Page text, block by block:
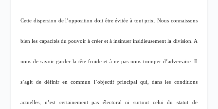
Cette dispersion de l’opposition doit être évitée à tout prix. Nous connaissons
bien les capacités du pouvoir à créer et à insinuer insidieusement la division. A
nous de savoir garder la tête froide et à ne pas nous tromper d’adversaire. Il
s’agit de définir en commun l’objectif principal qui, dans les conditions
actuelles, n’est certainement pas électoral ni surtout celui du statut de